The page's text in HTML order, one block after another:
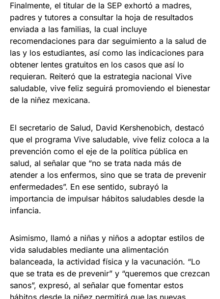
Finalmente, el titular de la SEP exhortó a madres,
padres y tutores a consultar la hoja de resultados
enviada a las familias, la cual incluye
recomendaciones para dar seguimiento a la salud de
las y los estudiantes, así como las indicaciones para
obtener lentes gratuitos en los casos que así lo
requieran. Reiteró que la estrategia nacional Vive
saludable, vive feliz seguirá promoviendo el bienestar
de la niñez mexicana.
El secretario de Salud, David Kershenobich, destacó
que el programa Vive saludable, vive feliz coloca a la
prevención como el eje de la política pública en
salud, al señalar que “no se trata nada más de
atender a los enfermos, sino que se trata de prevenir
enfermedades”. En ese sentido, subrayó la
importancia de impulsar hábitos saludables desde la
infancia.
Asimismo, llamó a niñas y niños a adoptar estilos de
vida saludables mediante una alimentación
balanceada, la actividad física y la vacunación. “Lo
que se trata es de prevenir” y “queremos que crezcan
sanos”, expresó, al señalar que fomentar estos